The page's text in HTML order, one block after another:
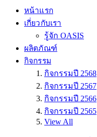
หน้าแรก
เกี่ยวกับเรา
รู้จัก OASIS
ผลิตภัณฑ์
กิจกรรม
กิจกรรมปี 2568
กิจกรรมปี 2567
กิจกรรมปี 2566
กิจกรรมปี 2565
View All